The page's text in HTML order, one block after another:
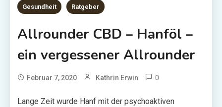
Gesundheit Ratgeber
Allrounder CBD – Hanföl –
ein vergessener Allrounder
Februar 7, 2020 Kathrin Erwin 0
Lange Zeit wurde Hanf mit der psychoaktiven